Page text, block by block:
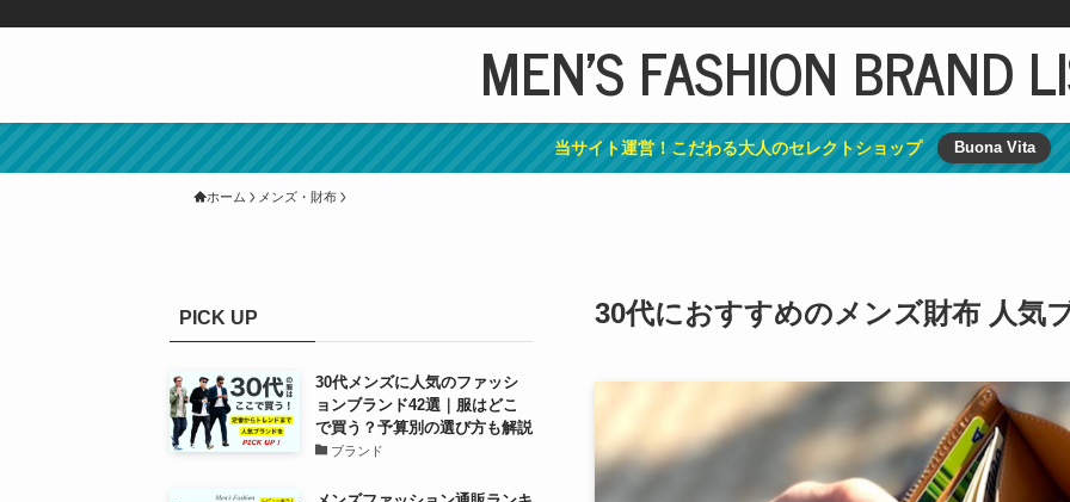
MEN'S FASHION BRAND
当サイト運営！こだわる大人のセレクトショップ Buona Vita
ホーム メンズ・財布
30代におすすめのメンズ財布 人気
PICK UP
30代メンズに人気のファッシ
ョンブランド42選｜服はどこ
で買う？予算別の選び方も解説
ブランド